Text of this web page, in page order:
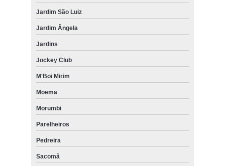
Jardim São Luiz
Jardim Ângela
Jardins
Jockey Club
M'Boi Mirim
Moema
Morumbi
Parelheiros
Pedreira
Sacomã